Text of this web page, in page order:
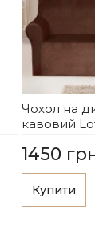
Чохол на
кавовий
1450
Купити